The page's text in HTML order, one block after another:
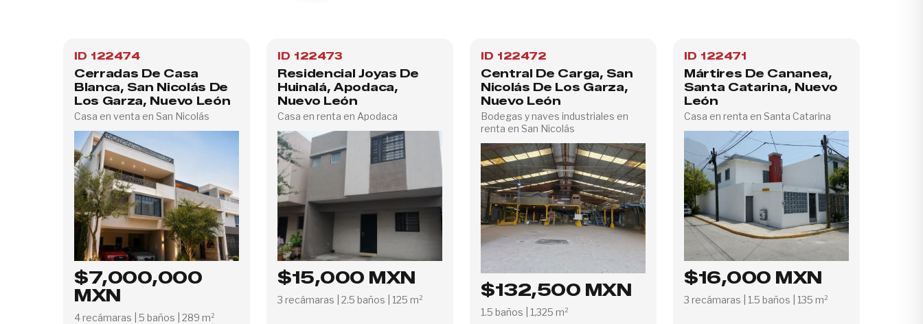
ID 122474
Cerradas De Casa
Blanca, San Nicolás De
Los Garza, Nuevo León
Casa en venta en San Nicolás
$7,000,000
MXN
4 recámaras | 5 baños | 289 m²
ID 122473
Residencial Joyas De
Huinalá, Apodaca,
Nuevo León
Casa en renta en Apodaca
$15,000 MXN
3 recámaras | 2.5 baños | 125 m²
ID 122472
Central De Carga, San
Nicolás De Los Garza,
Nuevo León
Bodegas y naves industriales en
renta en San Nicolás
$132,500 MXN
1.5 baños | 1,325 m²
ID 122471
Mártires De Cananea,
Santa Catarina, Nuevo
León
Casa en renta en Santa Catarina
$16,000 MXN
3 recámaras | 1.5 baños | 135 m²